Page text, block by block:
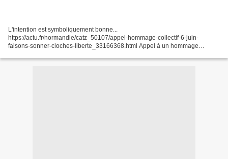
L'intention est symboliquement bonne...
https://actu.fr/normandie/catz_50107/appel-hommage-collectif-6-juin-
faisons-sonner-cloches-liberte_33166368.html Appel à un hommage